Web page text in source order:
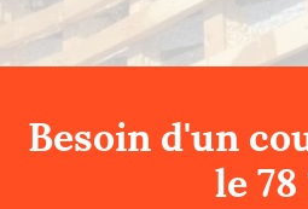
Besoin d'un
le 78